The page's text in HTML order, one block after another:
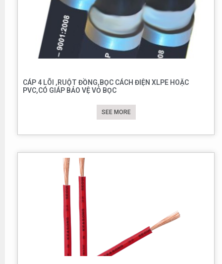
CÁP 4 LÕI ,RUỘT ĐỒNG,BỌC CÁCH ĐIỆN XLPE HOẶC
PVC,CÓ GIÁP BẢO VỆ VỎ BỌC
SEE MORE